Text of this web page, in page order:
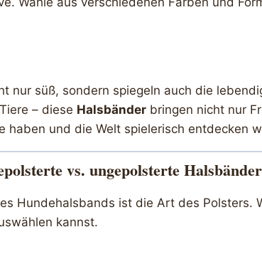
nur süß, sondern spiegeln auch die
– diese Halsbänder bringen nicht nur
haben und die Welt spielerisch entdecken
vs. ungepolsterte Halsbänder
Hundehalsbands ist die Art des
kannst.